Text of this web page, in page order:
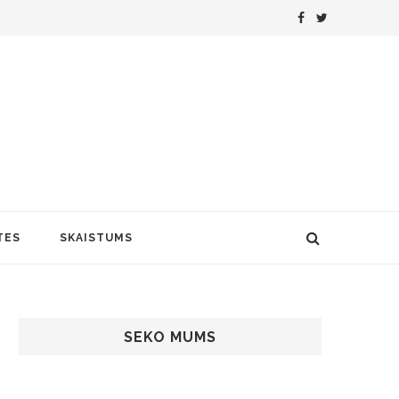
SKAISTUMS
SEKO MUMS